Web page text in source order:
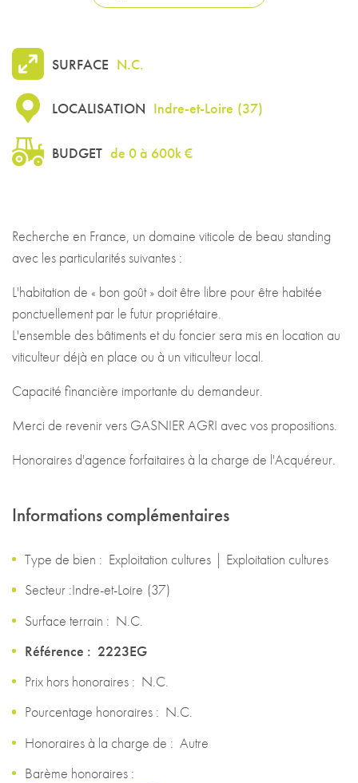
SURFACE N.C.
LOCALISATION Indre-et-Loire (37)
BUDGET de 0 à 600k €
Recherche en France, un domaine viticole de beau standing
avec les particularités suivantes :
L'habitation de « bon goût » doit être libre pour être habitée
ponctuellement par le futur propriétaire.
L'ensemble des bâtiments et du foncier sera mis en location au
viticulteur déjà en place ou à un viticulteur local.
Capacité financière importante du demandeur.
Merci de revenir vers GASNIER AGRI avec vos propositions.
Honoraires d'agence forfaitaires à la charge de l'Acquéreur.
Informations complémentaires
Type de bien : Exploitation cultures | Exploitation cultures
Secteur :Indre-et-Loire (37)
Surface terrain : N.C.
2223EG
Prix hors honoraires : N.C.
Pourcentage honoraires : N.C.
Honoraires à la charge de : Autre
Barème honoraires :